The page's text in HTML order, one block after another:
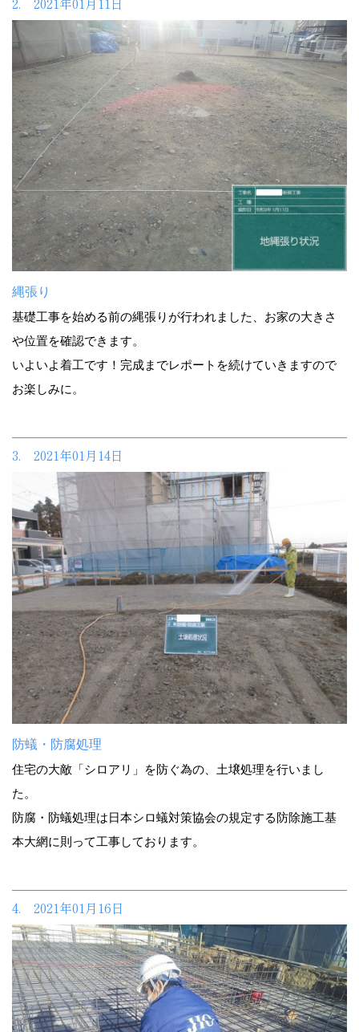
縄張り
基礎工事を始める前の縄張りが行われました、お家の大きさ
や位置を確認できます。
いよいよ着工です！完成までレポートを続けていきますので
お楽しみに。
3. 2021年01月14日
防蟻・防腐処理
住宅の大敵「シロアリ」を防ぐ為の、土壌処理を行いまし
た。
防腐・防蟻処理は日本シロ蟻対策協会の規定する防除施工基
本大網に則って工事しております。
4. 2021年01月16日